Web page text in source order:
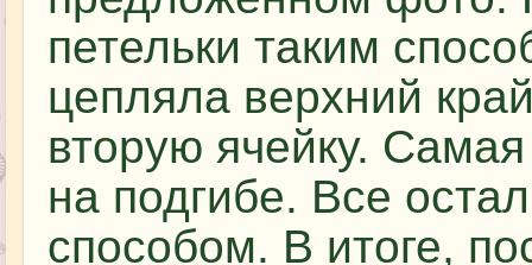
петельки таким
цепляла верхний
вторую ячейку.
на подгибе. Все
способом. В итоге,